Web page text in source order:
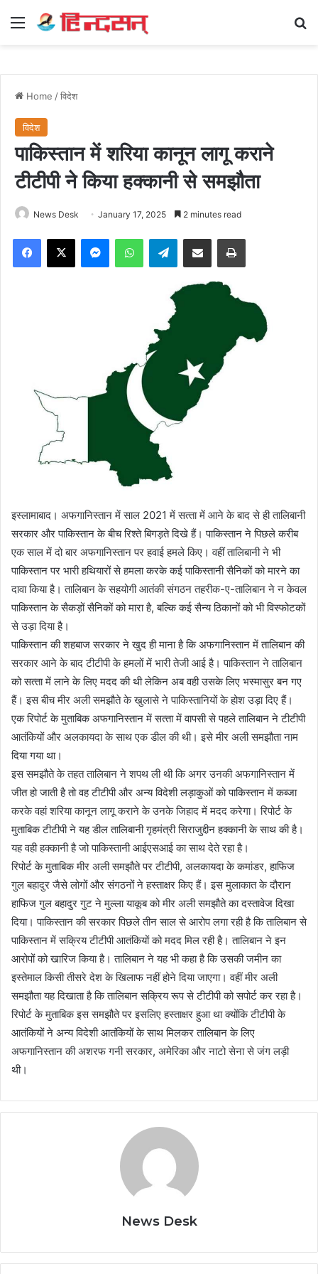
Menu
Home /विदेश
विदेश
पाकिस्तान में शरिया कानून लागू कराने
टीटीपी ने किया हक्कानी से समझौता
News Desk January 17, 2025 2 minutes read
Facebook
X MessengerWhatsAppTelegramShare via Email Print
इस्‍लामाबाद। अफगानिस्‍तान में साल 2021 में सत्‍ता में आने के बाद से ही तालिबानी
सरकार और पाकिस्‍तान के बीच रिश्‍ते बिगड़ते दिखे हैं। पाकिस्‍तान ने पिछले करीब
एक साल में दो बार अफगानिस्‍तान पर हवाई हमले किए। वहीं तालिबानी ने भी
पाकिस्‍तान पर भारी हथियारों से हमला करके कई पाकिस्‍तानी सैनिकों को मारने का
दावा किया है। तालिबान के सहयोगी आतंकी संगठन तहरीक-ए-तालिबान ने न केवल
पाकिस्‍तान के सैकड़ों सैनिकों को मारा है, बल्कि कई सैन्‍य ठिकानों को भी विस्‍फोटकों
से उड़ा दिया है।
पाकिस्‍तान की शहबाज सरकार ने खुद ही माना है कि अफगानिस्‍तान में तालिबान की
सरकार आने के बाद टीटीपी के हमलों में भारी तेजी आई है। पाकिस्‍तान ने तालिबान
को सत्‍ता में लाने के लिए मदद की थी लेकिन अब वही उसके लिए भस्‍मासुर बन गए
हैं। इस बीच मीर अली समझौते के खुलासे ने पाकिस्‍तानियों के होश उड़ा दिए हैं।
एक रिपोर्ट के मुताबिक अफगानिस्‍तान में सत्‍ता में वापसी से पहले तालिबान ने टीटीपी
आतंकियों और अलकायदा के साथ एक डील की थी। इसे मीर अली समझौता नाम
दिया गया था।
इस समझौते के तहत तालिबान ने शपथ ली थी कि अगर उनकी अफगानिस्‍तान में
जीत हो जाती है तो वह टीटीपी और अन्‍य विदेशी लड़ाकुओं को पाकिस्‍तान में कब्‍जा
करके वहां शरिया कानून लागू कराने के उनके जिहाद में मदद करेगा। रिपोर्ट के
मुताबिक टीटीपी ने यह डील तालिबानी गृहमंत्री सिराजुद्दीन हक्‍कानी के साथ की है।
यह वही हक्‍कानी है जो पाकिस्‍तानी आईएसआई का साथ देते रहा है।
रिपोर्ट के मुताबिक मीर अली समझौते पर टीटीपी, अलकायदा के कमांडर, हाफिज
गुल बहादुर जैसे लोगों और संगठनों ने हस्‍ताक्षर किए हैं। इस मुलाकात के दौरान
हाफिज गुल बहादुर गुट ने मुल्‍ला याकूब को मीर अली समझौते का दस्‍तावेज दिखा
दिया। पाकिस्‍तान की सरकार पिछले तीन साल से आरोप लगा रही है कि तालिबान से
पाकिस्‍तान में सक्रिय टीटीपी आतंकियों को मदद मिल रही है। तालिबान ने इन
आरोपों को खारिज किया है। तालिबान ने यह भी कहा है कि उसकी जमीन का
इस्‍तेमाल किसी तीसरे देश के खिलाफ नहीं होने दिया जाएगा। वहीं मीर अली
समझौता यह दिखाता है कि तालिबान सक्रिय रूप से टीटीपी को सपोर्ट कर रहा है।
रिपोर्ट के मुताबिक इस समझौते पर इसलिए हस्‍ताक्षर हुआ था क्‍योंकि टीटीपी के
आतंकियों ने अन्‍य विदेशी आतंकियों के साथ मिलकर तालिबान के लिए
अफगानिस्‍तान की अशरफ गनी सरकार, अमेरिका और नाटो सेना से जंग लड़ी
थी।
News Desk